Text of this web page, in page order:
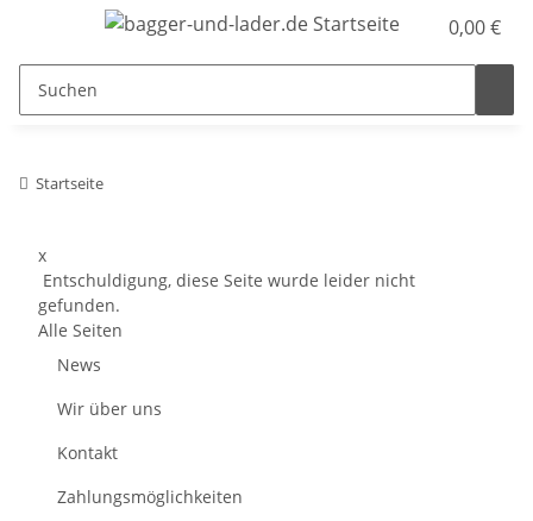
0,00 €
Startseite
x
Entschuldigung, diese Seite wurde leider nicht
gefunden.
Alle Seiten
News
Wir über uns
Kontakt
Zahlungsmöglichkeiten